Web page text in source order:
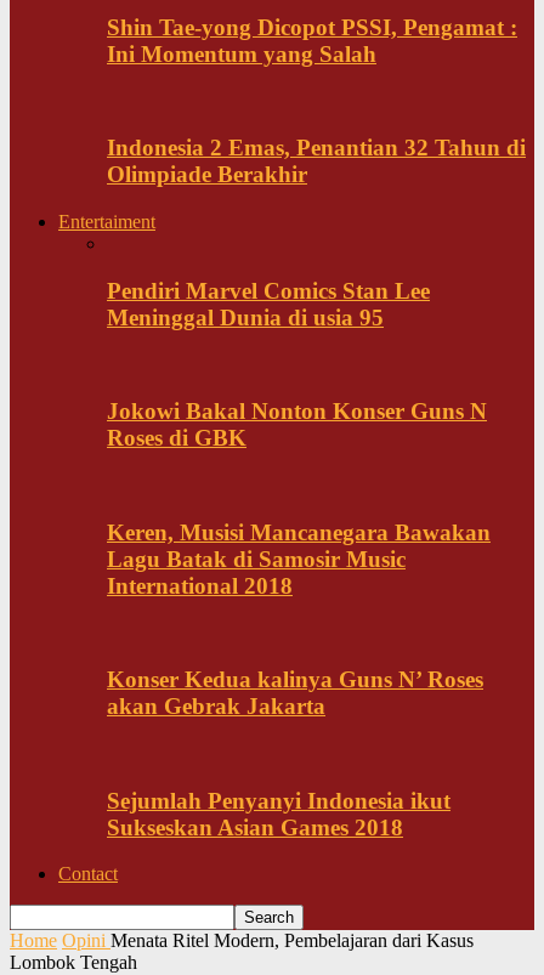
Shin Tae-yong Dicopot PSSI, Pengamat :
Ini Momentum yang Salah
Indonesia 2 Emas, Penantian 32 Tahun di
Olimpiade Berakhir
Entertaiment
Pendiri Marvel Comics Stan Lee
Meninggal Dunia di usia 95
Jokowi Bakal Nonton Konser Guns N
Roses di GBK
Keren, Musisi Mancanegara Bawakan
Lagu Batak di Samosir Music
International 2018
Konser Kedua kalinya Guns N’ Roses
akan Gebrak Jakarta
Sejumlah Penyanyi Indonesia ikut
Sukseskan Asian Games 2018
Contact
Home Opini Menata Ritel Modern, Pembelajaran dari Kasus
Lombok Tengah